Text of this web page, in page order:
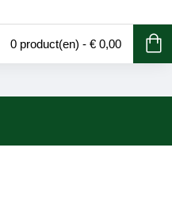
0 product(en) - € 0,00